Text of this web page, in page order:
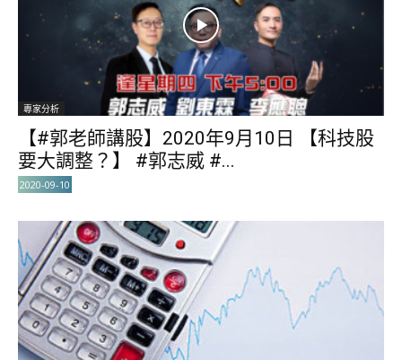
專家分析
【#郭老師講股】2020年9月10日 【科技股
要大調整？】 #郭志威 #...
2020-09-10